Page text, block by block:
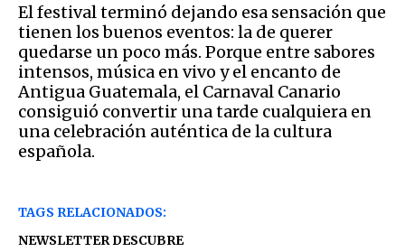
El festival terminó dejando esa sensación que
tienen los buenos eventos: la de querer
quedarse un poco más. Porque entre sabores
intensos, música en vivo y el encanto de
Antigua Guatemala, el Carnaval Canario
consiguió convertir una tarde cualquiera en
una celebración auténtica de la cultura
española.
TAGS RELACIONADOS:
NEWSLETTER DESCUBRE